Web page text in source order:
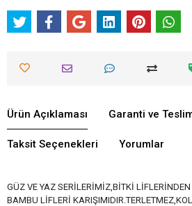
Ürün Açıklaması Garanti ve
Taksit Seçenekleri Yorumlar
GÜZ VE YAZ SERİLERİMİZ,BİTKİ
BAMBU LİFLERİ